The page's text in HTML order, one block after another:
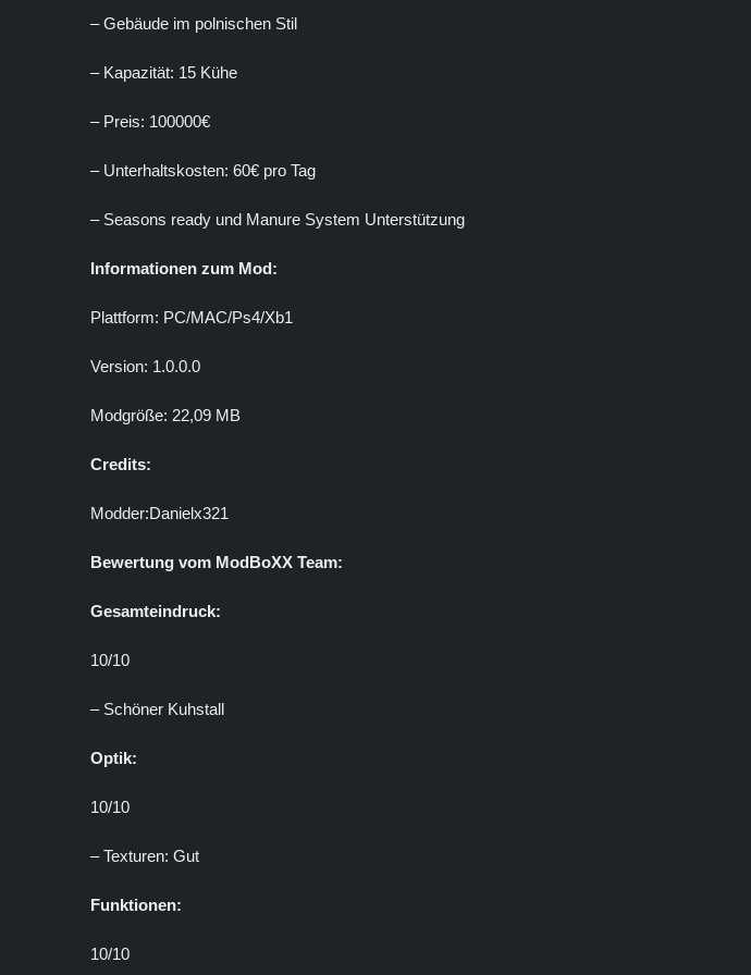
– Gebäude im polnischen Stil
– Kapazität: 15 Kühe
– Preis: 100000€
– Unterhaltskosten: 60€ pro Tag
– Seasons ready und Manure System Unterstützung
Informationen zum Mod:
Plattform: PC/MAC/Ps4/Xb1
Version: 1.0.0.0
Modgröße: 22,09 MB
Credits:
Modder:Danielx321
Bewertung vom ModBoXX Team:
Gesamteindruck:
10/10
– Schöner Kuhstall
Optik:
10/10
– Texturen: Gut
Funktionen:
10/10